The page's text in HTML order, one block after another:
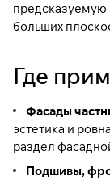
предсказуемую
больших
Где
Фасады
эстетика и
раздел
Подшивы,